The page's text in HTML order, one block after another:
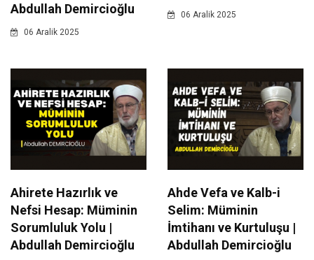
Abdullah Demircioğlu
06 Aralik 2025
06 Aralik 2025
Ahirete Hazırlık ve
Nefsi Hesap: Müminin
Sorumluluk Yolu |
Abdullah Demircioğlu
Ahde Vefa ve Kalb-i
Selim: Müminin
İmtihanı ve Kurtuluşu |
Abdullah Demircioğlu